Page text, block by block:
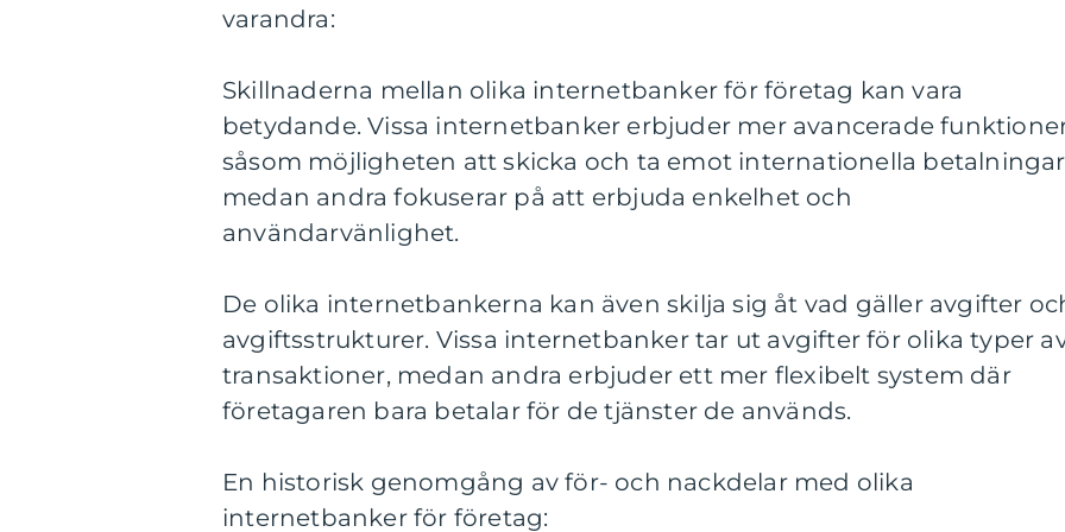
varandra:
Skillnaderna mellan olika internetbanker för företag kan vara
betydande. Vissa internetbanker erbjuder mer avancerade
såsom möjligheten att skicka och ta emot internationella
medan andra fokuserar på att erbjuda enkelhet och
användarvänlighet.
De olika internetbankerna kan även skilja sig åt vad gäller avgifter
avgiftsstrukturer. Vissa internetbanker tar ut avgifter för olika typer
transaktioner, medan andra erbjuder ett mer flexibelt system där
företagaren bara betalar för de tjänster de används.
En historisk genomgång av för- och nackdelar med olika
internetbanker för företag: